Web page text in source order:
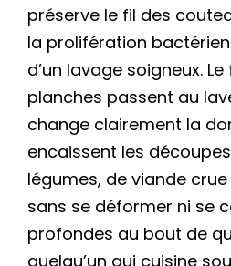
préserve le fil des
la prolifération
d’un lavage soigneux.
planches passent au
change clairement la
encaissent les
légumes, de viande
sans se déformer ni se
profondes au bout de
quelqu’un qui cuisine